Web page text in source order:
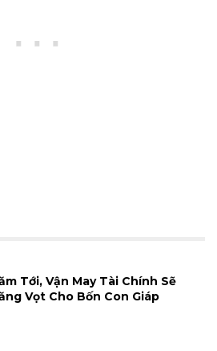
Tới, Vận May Tài Chính Sẽ
Vọt Cho Bốn Con Giáp